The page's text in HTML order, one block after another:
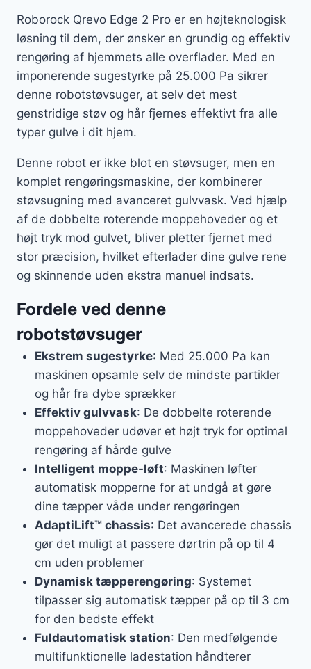
Roborock Qrevo Edge 2 Pro er en højteknologisk
løsning til dem, der ønsker en grundig og effektiv
rengøring af hjemmets alle overflader. Med en
imponerende sugestyrke på 25.000 Pa sikrer
denne robotstøvsuger, at selv det mest
genstridige støv og hår fjernes effektivt fra alle
typer gulve i dit hjem.
Denne robot er ikke blot en støvsuger, men en
komplet rengøringsmaskine, der kombinerer
støvsugning med avanceret gulvvask. Ved hjælp
af de dobbelte roterende moppehoveder og et
højt tryk mod gulvet, bliver pletter fjernet med
stor præcision, hvilket efterlader dine gulve rene
og skinnende uden ekstra manuel indsats.
Fordele ved denne
robotstøvsuger
Ekstrem sugestyrke: Med 25.000 Pa kan
maskinen opsamle selv de mindste partikler
og hår fra dybe sprækker
Effektiv gulvvask: De dobbelte roterende
moppehoveder udøver et højt tryk for optimal
rengøring af hårde gulve
Intelligent moppe-løft: Maskinen løfter
automatisk mopperne for at undgå at gøre
dine tæpper våde under rengøringen
AdaptiLift™ chassis: Det avancerede chassis
gør det muligt at passere dørtrin på op til 4
cm uden problemer
Dynamisk tæpperengøring: Systemet
tilpasser sig automatisk tæpper på op til 3 cm
for den bedste effekt
Fuldautomatisk station: Den medfølgende
multifunktionelle ladestation håndterer